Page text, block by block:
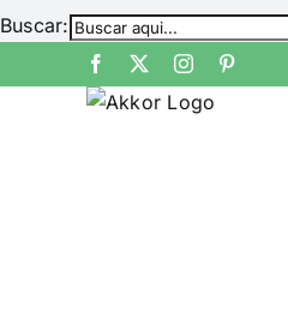
Buscar:
to
Facebook Instagram